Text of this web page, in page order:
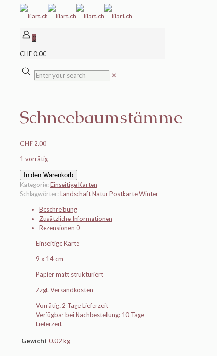
0
CHF 0.00
✕
Schneebaumstämme
CHF 2.00
1 vorrätig
Schneebaumstämme
Menge
In den Warenkorb
Kategorie:Einseitige Karten
Schlagwörter:LandschaftNaturPostkarteWinter
Beschreibung
Zusätzliche Informationen
Rezensionen 0
Einseitige Karte
9 x 14 cm
Papier matt strukturiert
Zzgl. Versandkosten
Vorrätig: 2 Tage Lieferzeit
Verfügbar bei Nachbestellung: 10 Tage
Lieferzeit
Gewicht 0.02 kg